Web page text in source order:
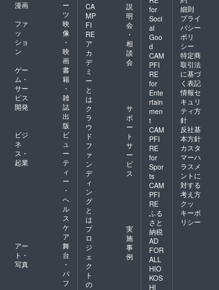
漫画
ー
ツ
ファ
ッ
ショ
ン
映
像
・
映
画
ゲー
ム・
サー
ビス
開発
書
籍
・
雑
誌
出
版
ビジ
ネ
ス・
起業
ビ
ュ
ー
テ
ィ
ー
・
ヘ
ル
ス
ケ
ア
アー
ト・
写真
舞
台
・
パ
フ
CA
MP
FI
RE
ア
カ
デ
ミ
ー
と
は
説
明
会
・
相
談
会
ク
ラ
ウ
ド
フ
ァ
ン
デ
ィ
ン
グ
と
は
サ
ポ
ー
ト
サ
ー
ビ
ス
プ
ロ
ジ
ェ
ク
ト
の
実
施
事
例
for
Soci
al
Goo
d
CAM
PFI
RE
for
Ente
rtain
men
t
CAM
PFI
RE
for
Spor
ts
CAM
PFI
RE
ふる
さと
納税
AD
FOR
ALL
HIO
KOS
HI
細則
プライ
バシー
ポリ
シー
特定商
取引法
に基づ
く表記
情報セ
キュリ
ティ方
針
反社基
本方針
カスタ
マーハ
ラスメ
ントに
対する
考え方
クッ
キーポ
リシー